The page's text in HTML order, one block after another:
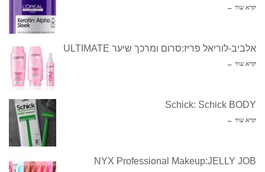
קרא עוד ←
אלביב-לוריאל פריז:סרום ומרכך שיער ULTIMATE
קרא עוד ←
Schick: Schick BODY
קרא עוד ←
NYX Professional Makeup:JELLY JOB